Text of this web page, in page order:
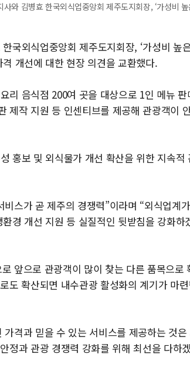
와 김병효 한국외식업중앙회 제주도지회장, ‘가성비
국외식업중앙회 제주도지회장, ‘가성비 높
개선에 대한 현장 의견을 교환했다.
리 음식점 200여 곳을 대상으로 1인 메뉴 판
제작 지원 등 인센티브를 제공해 관광객이
홍보 및 외식물가 개선 확산을 위한 지속적
스가 곧 제주의 경쟁력”이라며 “외식업계
경 개선 지원 등 실질적인 뒷받침을 강화하
앞으로 관광객이 많이 찾는 다른 품목으로
도 확산되면 내수관광 활성화의 계기가 마
격과 믿을 수 있는 서비스를 제공하는 것은
정과 관광 경쟁력 강화를 위해 최선을 다하